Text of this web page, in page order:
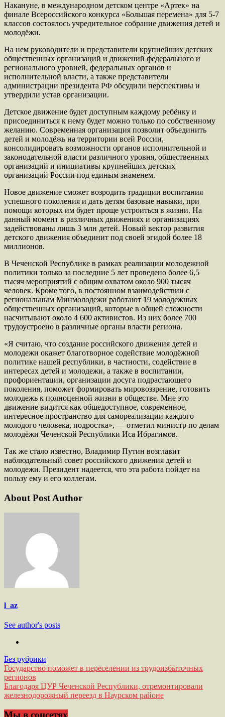
Накануне, в международном детском центре «Артек» на
финале Всероссийского конкурса «Большая перемена» для 5-7
классов состоялось учредительное собрание движения детей и
молодёжи.
На нем руководители и представители крупнейших детских
общественных организаций и движений федерального и
регионального уровней, федеральных органов и
исполнительной власти, а также представители
администрации президента РФ обсудили перспективы и
утвердили устав организации.
Детское движение будет доступным каждому ребёнку и
присоединиться к нему будет можно только по собственному
желанию. Современная организация позволит объединить
детей и молодёжь на территории всей России,
консолидировать возможности органов исполнительной и
законодательной власти различного уровня, общественных
организаций и инициативы крупнейших детских
организаций России под единым знаменем.
Новое движение сможет возродить традиции воспитания
успешного поколения и дать детям базовые навыки, при
помощи которых им будет проще устроиться в жизни. На
данный момент в различных движениях и организациях
задействованы лишь 3 млн детей. Новый вектор развития
детского движения объединит под своей эгидой более 18
миллионов.
В Чеченской Республике в рамках реализации молодежной
политики только за последние 5 лет проведено более 6,5
тысяч мероприятий с общим охватом около 900 тысяч
человек. Кроме того, в постоянном взаимодействии с
региональным Минмолодежи работают 19 молодежных
общественных организаций, которые в общей сложности
насчитывают около 4 600 активистов. Из них более 700
трудоустроено в различные органы власти региона.
«Я считаю, что создание российского движения детей и
молодежи окажет благотворное содействие молодёжной
политике нашей республики, в частности, содействие в
интересах детей и молодежи, а также в воспитании,
профориентации, организации досуга подрастающего
поколения, поможет формировать мировоззрение, готовить
молодежь к полноценной жизни в обществе. Мне это
движение видится как общедоступное, современное,
интересное пространство для самореализации каждого
молодого человека, подростка», — отметил министр по делам
молодёжи Чеченской Республики Иса Ибрагимов.
Так же стало известно, Владимир Путин возглавит
наблюдательный совет российского движения детей и
молодежи. Президент надеется, что эта работа пойдет на
пользу ему и его коллегам.
About Post Author
l_az
See author's posts
Без рубрики
Навигация
по
записям
Государство поможет в переселении из трудоизбыточных
регионов
Благодаря ЦУР Чеченской Республики, отремонтировали
железнодорожный переезд в Наурском районе
Мы в соцсетях